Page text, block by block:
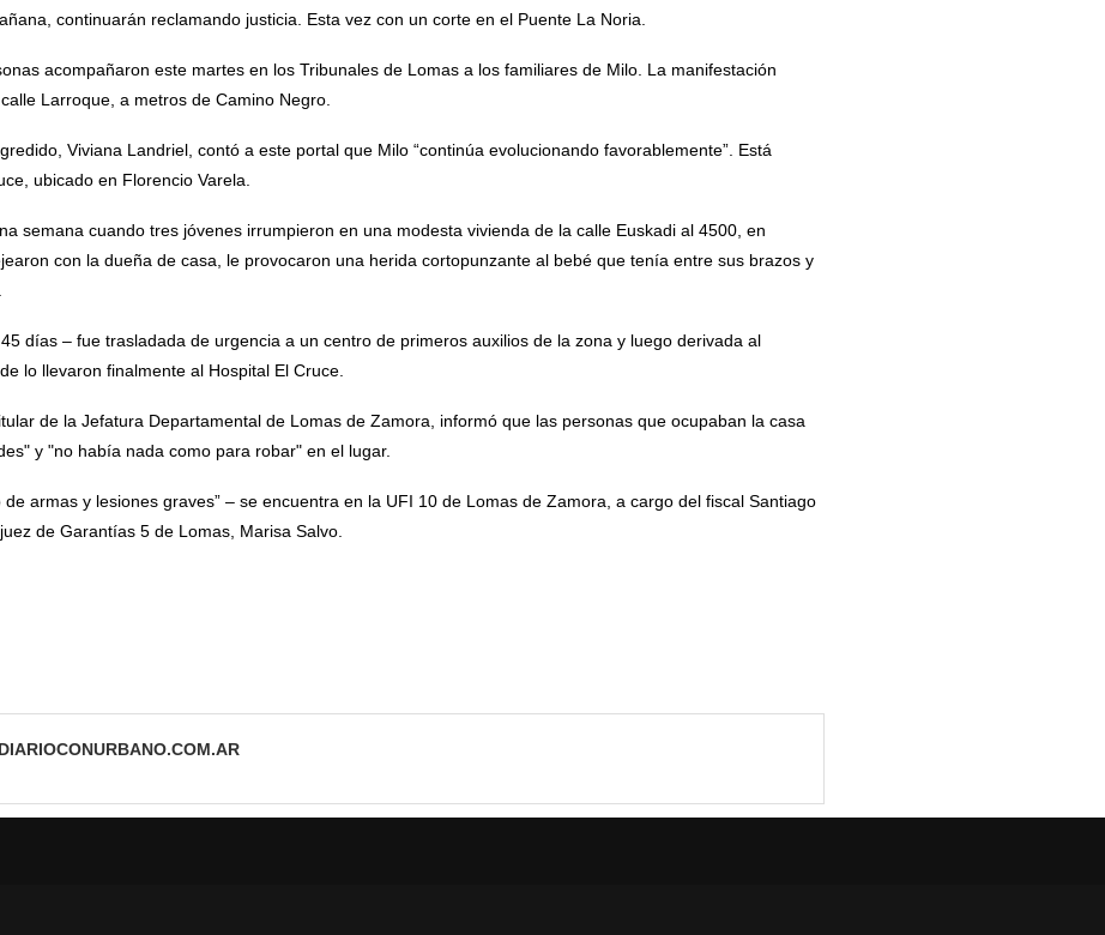
continuarán reclamando justicia. Esta vez con un corte en el Puente La Noria.
acompañaron este martes en los Tribunales de Lomas a los familiares de Milo. La manifestación
Larroque, a metros de Camino Negro.
Viviana Landriel, contó a este portal que Milo “continúa evolucionando favorablemente”. Está
ubicado en Florencio Varela.
semana cuando tres jóvenes irrumpieron en una modesta vivienda de la calle Euskadi al 4500, en
con la dueña de casa, le provocaron una herida cortopunzante al bebé que tenía entre sus brazos y
días – fue trasladada de urgencia a un centro de primeros auxilios de la zona y luego derivada al
lo llevaron finalmente al Hospital El Cruce.
de la Jefatura Departamental de Lomas de Zamora, informó que las personas que ocupaban la casa
y "no había nada como para robar" en el lugar.
de armas y lesiones graves” – se encuentra en la UFI 10 de Lomas de Zamora, a cargo del fiscal Santiago
de Garantías 5 de Lomas, Marisa Salvo.